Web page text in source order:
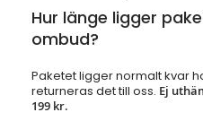
Hur länge ligger
ombud?
Paketet ligger normalt kvar
returneras det till oss. Ej
199 kr.